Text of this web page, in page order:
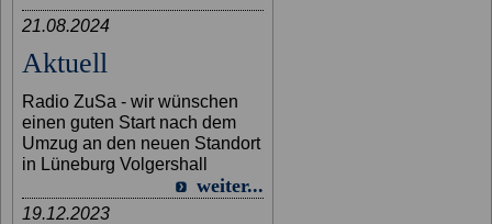
21.08.2024
Aktuell
Radio ZuSa - wir wünschen
einen guten Start nach dem
Umzug an den neuen Standort
in Lüneburg Volgershall
weiter...
19.12.2023